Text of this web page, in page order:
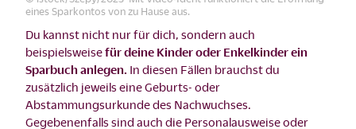
eines Sparkontos von zu Hause aus.
Du kannst nicht nur für dich, sondern auch
beispielsweisefür deine Kinder oder Enkelkinder ein
Sparbuch anlegen. In diesen Fällen brauchst du
zusätzlich jeweils eine Geburts- oder
Abstammungsurkunde des Nachwuchses.
Gegebenenfalls sind auch die Personalausweise oder